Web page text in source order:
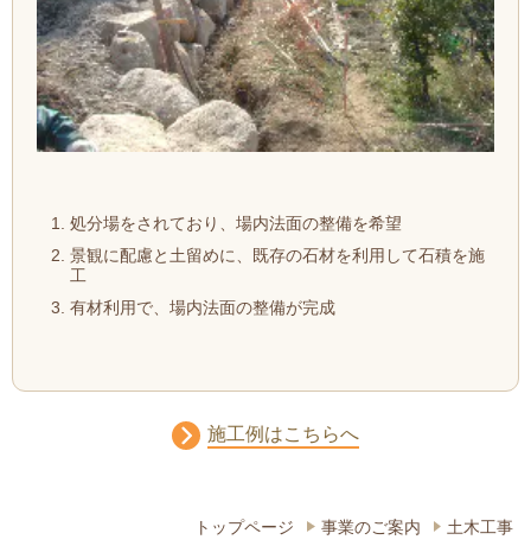
処分場をされており、場内法面の整備を希望
景観に配慮と土留めに、既存の石材を利用して石積を施
工
有材利用で、場内法面の整備が完成
施工例はこちらへ
トップページ 事業のご案内 土木工事